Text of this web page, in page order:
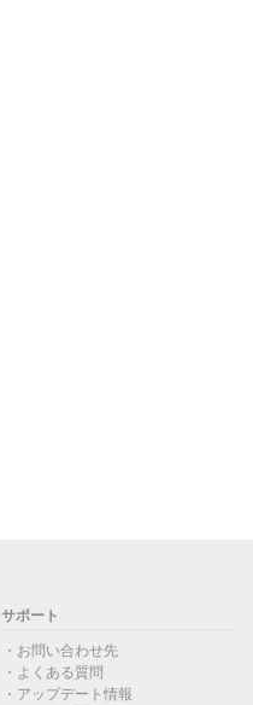
サポート
お問い合わせ先
よくある質問
アップデート情報